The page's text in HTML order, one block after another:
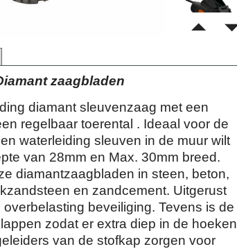
zaagbladen
diamant sleuvenzaag met een
regelbaar toerental . Ideaal voor de
waterleiding sleuven in de muur wilt
van 28mm en Max. 30mm breed.
diamantzaagbladen in steen, beton,
en zandcement. Uitgerust
beveiliging. Tevens is de
zodat er extra diep in de hoeken
van de stofkap zorgen voor